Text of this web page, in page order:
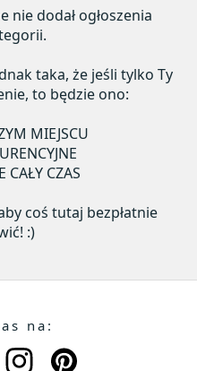
nie dodał ogłoszenia
taka, że jeśli tylko Ty
to będzie ono:
MIEJSCU
CAŁY CZAS
coś tutaj bezpłatnie
:)
na: